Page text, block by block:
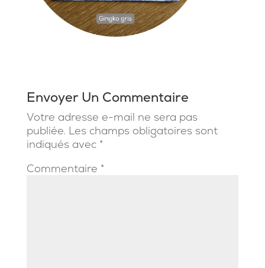
Envoyer Un Commentaire
Votre adresse e-mail ne sera pas
publiée. Les champs obligatoires sont
indiqués avec *
Commentaire *